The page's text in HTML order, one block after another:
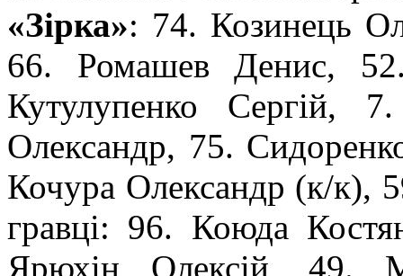
«Зірка»: 74. Козинець
66. Ромашев Денис,
Кутулупенко
Олександр, 75.
Кочура Олександр (к/к),
гравці: 96. Коюда
Ярюхін Олексій, 49.